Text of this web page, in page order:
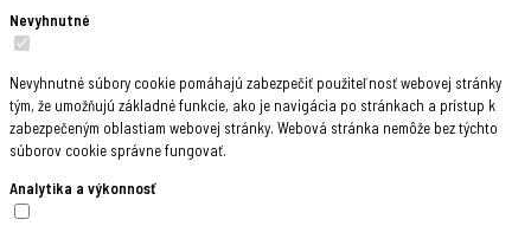
Nevyhnutné
Nevyhnutné súbory cookie pomáhajú zabezpečiť použiteľnosť webovej stránky
tým, že umožňujú základné funkcie, ako je navigácia po stránkach a prístup k
zabezpečeným oblastiam webovej stránky. Webová stránka nemôže bez týchto
súborov cookie správne fungovať.
Analytika a výkonnosť